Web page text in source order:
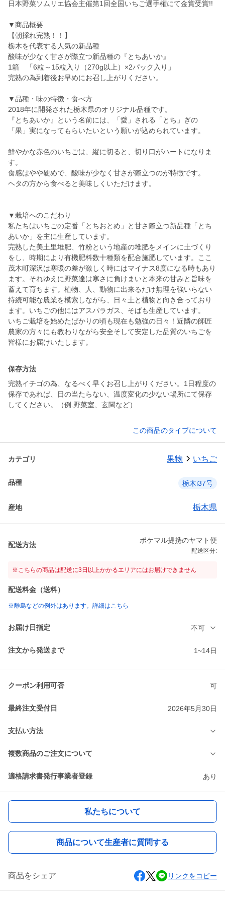
日本野菜ソムリエ協会主催第1回全国いちご選手権にて金賞受賞!!
▼商品概要
【朝採れ完熟！！】
栃木を代表する人気の新品種
酸味が少なく甘さが際立つ新品種の『とちあいか』
1箱 「6粒～15粒入り（270g以上）×2パック入り」
完熟の為到着後お早めにお召し上がりください。
▼品種・味の特徴・食べ方
2018年に開発された栃木県のオリジナル品種です。
『とちあいか』という名前には、「愛」される「とち」ぎの
「果」実になってもらいたいという願いが込められています。
鮮やかな赤色のいちごは、縦に切ると、切り口がハートになりま
す。
食感はやや硬めで、酸味が少なく甘さが際立つのが特徴です。
ヘタの方から食べると美味しくいただけます。
▼栽培へのこだわり
私たちはいちごの定番「とちおとめ」と甘さ際立つ新品種「とち
あいか」を主に生産しています。
完熟した美土里堆肥、竹粉という地産の堆肥をメインに土づくり
をし、時期により有機肥料数十種類を配合施肥しています。ここ
茂木町深沢は寒暖の差が激しく時にはマイナス8度になる時もあり
ます。それゆえに野菜達は寒さに負けまいと本来の甘みと旨味を
蓄えて育ちます。植物、人、動物に出来るだけ無理を強いらない
持続可能な農業を模索しながら、日々土と植物と向き合っており
ます。いちごの他にはアスパラガス、そばも生産しています。
いちご栽培を始めたばかりの頃も現在も勉強の日々！近隣の師匠
農家の方々にも教わりながら安全そして安定した品質のいちごを
皆様にお届けいたします。
保存方法
完熟イチゴの為、なるべく早くお召し上がりください。1日程度の
保存であれば、日の当たらない、温度変化の少ない場所にて保存
この商品のタイプについて
カテゴリ 果物 いちご
品種 栃木i37号
産地 栃木県
配送方法
ポケマル提携のヤマト便
配送区分:
※こちらの商品は配送に3日以上かかるエリアにはお届けできません
配送料金（送料）
※離島などの例外はあります。詳細はこちら
お届け日指定 不可
注文から発送まで 1~14日
クーポン利用可否 可
最終注文受付日 2026年5月30日
支払い方法
複数商品のご注文について
適格請求書発行事業者登録 あり
私たちについて
商品について生産者に質問する
商品をシェア リンクをコピー